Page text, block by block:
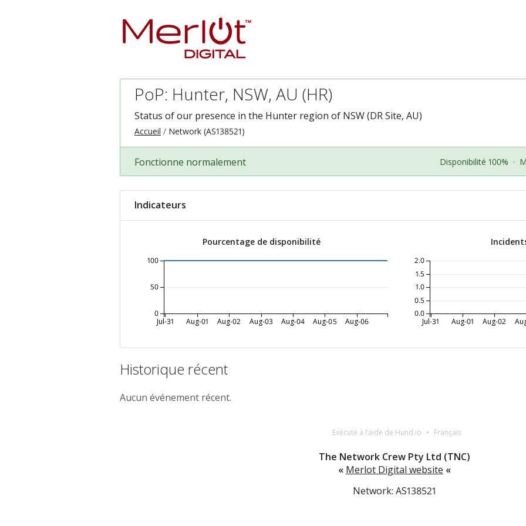
PoP: Hunter, NSW, AU (HR)
Status of our presence in the Hunter region of NSW (DR Site, AU)
Accueil Network (AS138521)
Fonctionne normalement Disponibilité 100% ·
Indicateurs
Pourcentage de disponibilité
Jul-31 Aug-01 Aug-02 Aug-03 Aug-04 Aug-05 Aug-06
0
50
100
Jul-31 Aug-01 Aug-02
0.0
0.5
1.0
1.5
2.0
Historique récent
Aucun événement récent.
Exécuté à l’aide de Hund.io Français
The Network Crew Pty Ltd (TNC)
« Merlot Digital website «
Network: AS138521